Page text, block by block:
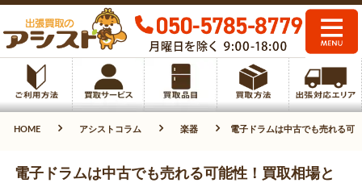
HOME アシストコラム 楽器 電子ドラムは中古でも売れる可
電子ドラムは中古でも売れる可能性！買取相場と